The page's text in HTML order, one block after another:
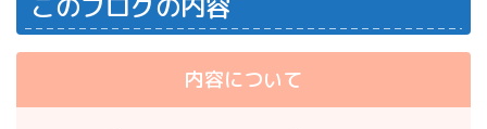
内容について